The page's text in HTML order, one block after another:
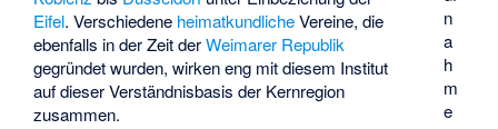
n
a
h
m
e
Eifel. Verschiedene heimatkundlicheVereine, die
ebenfalls in der Zeit derWeimarer Republik
gegründet wurden, wirken eng mit diesem Institut
auf dieser Verständnisbasis der Kernregion
zusammen.